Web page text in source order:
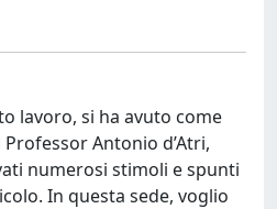
lavoro, si ha avuto come
Antonio d’Atri,
numerosi stimoli e spunti
In questa sede, voglio